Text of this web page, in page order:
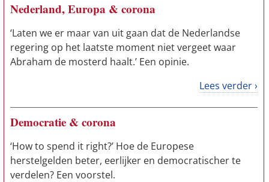
Nederland, Europa & corona
‘Laten we er maar van uit gaan dat de Nederlandse
regering op het laatste moment niet vergeet waar
Abraham de mosterd haalt.’ Een opinie.
Lees verder ›
Democratie & corona
‘How to spend it right?’ Hoe de Europese
herstelgelden beter, eerlijker en democratischer te
verdelen? Een voorstel.